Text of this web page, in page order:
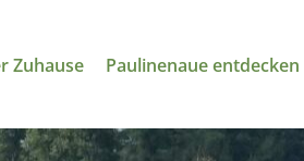
Zuhause Paulinenaue entdecken